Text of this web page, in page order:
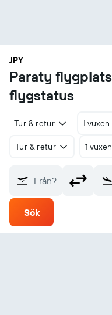
JPY
Paraty
flygstatus
Tur & retur 1 vuxen
Tur & retur 1
Från?
Sök